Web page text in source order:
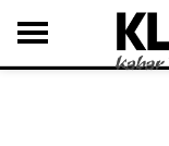
MEDAN LANGKAT